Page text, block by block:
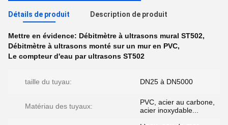
Détails de produit Description de produit
Mettre en évidence: Débitmètre à ultrasons mural ST502,
Débitmètre à ultrasons monté sur un mur en PVC,
Le compteur d'eau par ultrasons ST502
taille du tuyau: DN25 à DN5000
Matériau des tuyaux:
PVC, acier au carbone,
acier inoxydable...